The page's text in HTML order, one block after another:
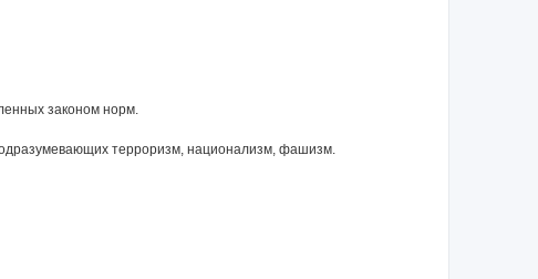
законом норм.
терроризм, национализм, фашизм.